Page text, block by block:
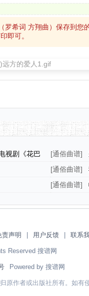
希词 方翔曲）保存到您
即可。
视剧《花巴
[通俗曲谱]
[通俗曲谱]
[通俗曲谱]
责声明 用户反馈 联系
Reserved 搜谱网
Powered by 搜谱网
原作者或出版社所有。如有